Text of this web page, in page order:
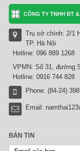
CÔNG TY TNHH ĐT
Trụ sở chính: 2/1
TP. Hà Nội
Hotline: 096 889 1268
VPMN: Số 31, đường
Hotline: 0916 744 828
Phone: (84-24)
Email:
BẢN TIN